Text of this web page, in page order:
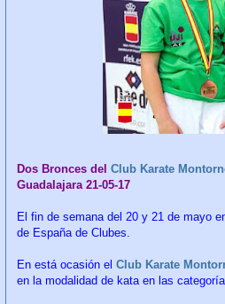
Dos Bronces del Club Karate
Guadalajara 21-05-17
El fin de semana del 20 y 21 de mayo
de España de Clubes.
En está ocasión el Club Karate
en la modalidad de kata en las